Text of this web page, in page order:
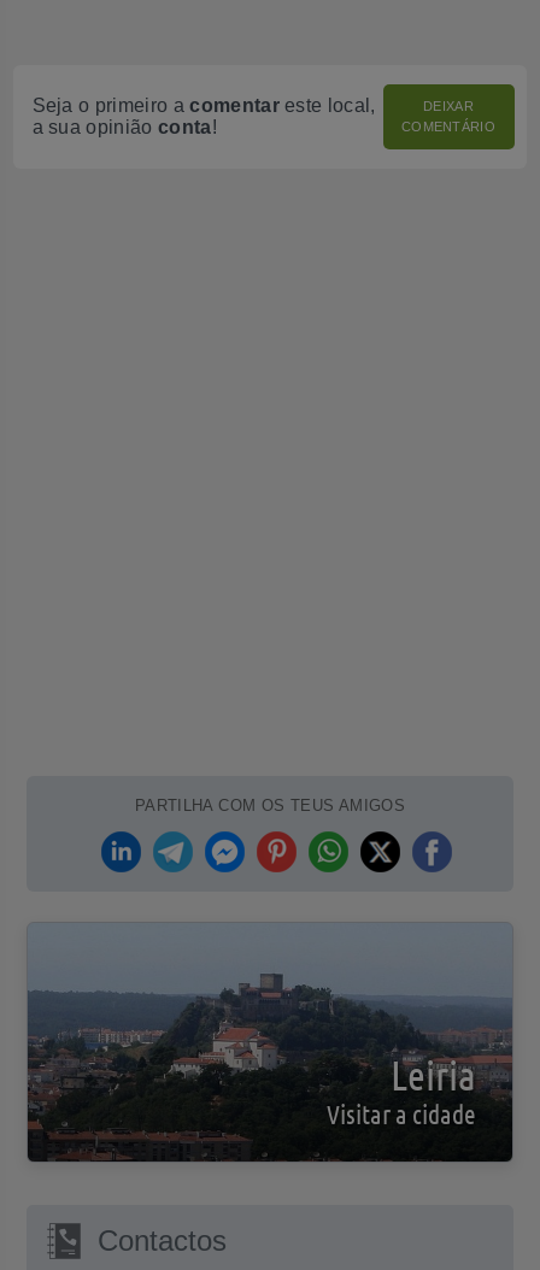
Seja o primeiro acomentareste local,
a sua opinião conta!
DEIXAR
COMENTÁRIO
PARTILHA COM OS TEUS AMIGOS
Leiria
Visitar a cidade
Contactos